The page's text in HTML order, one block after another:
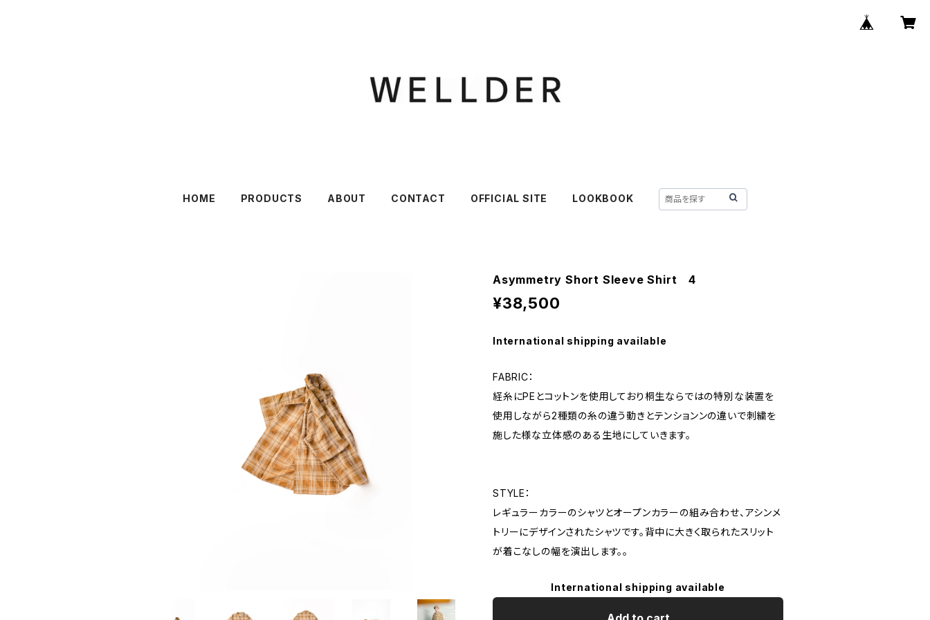
HOME PRODUCTS ABOUT CONTACT OFFICIAL SITE LOOKBOOK
Asymmetry Short Sleeve Shirt 4
¥38,500
International shipping available
FABRIC：
経糸にPEとコットンを使用しており桐生ならではの特別な装置を
使用しながら2種類の糸の違う動きとテンションンの違いで刺繍を
施した様な立体感のある生地にしていきます。
STYLE：
レギュラーカラーのシャツとオープンカラーの組み合わせ、アシンメ
トリーにデザインされたシャツです。背中に大きく取られたスリット
が着こなしの幅を演出します。。
International shipping available